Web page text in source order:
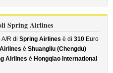
Spring Airlines
A/R diSpring Airlines è di310 Euro
èShuangliu (Chengdu)
Airlines è Hongqiao International